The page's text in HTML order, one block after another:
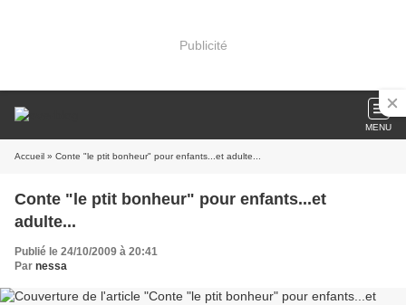
Publicité
MENU
Accueil » Conte "le ptit bonheur" pour enfants...et adulte...
Conte "le ptit bonheur" pour enfants...et
adulte...
Publié le 24/10/2009 à 20:41
Par nessa